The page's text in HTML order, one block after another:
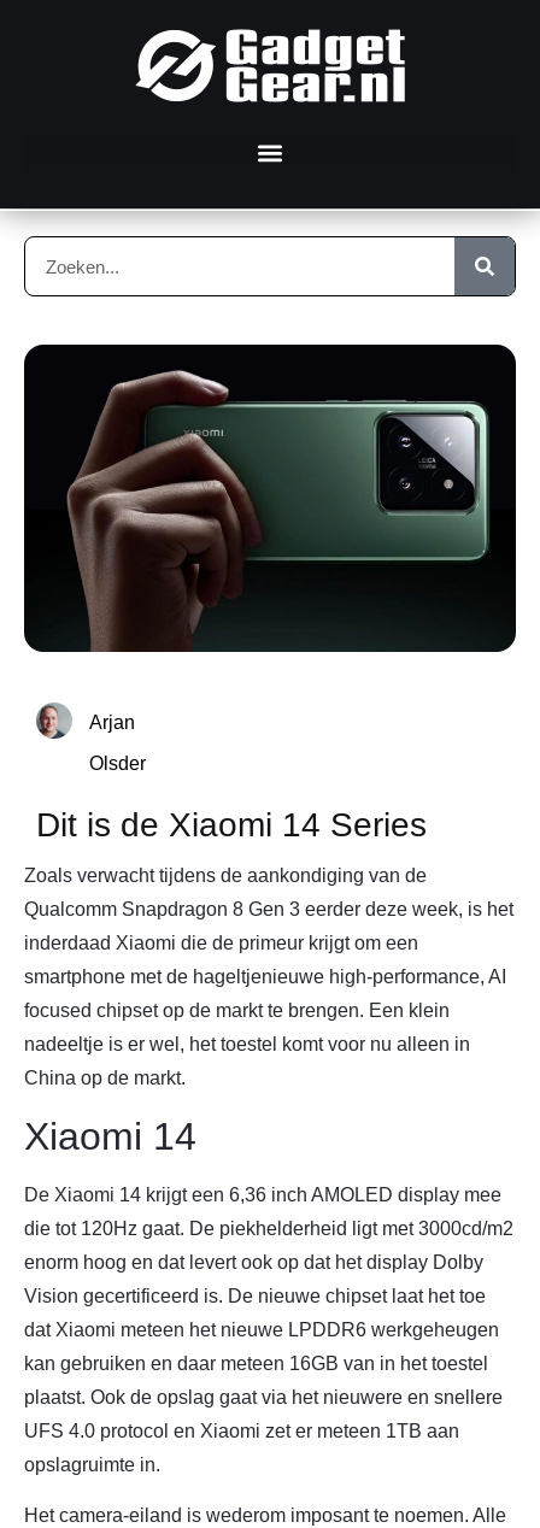
Arjan
Olsder
Dit is de Xiaomi 14 Series
Zoals verwacht tijdens de aankondiging van de
Qualcomm Snapdragon 8 Gen 3 eerder deze week, is het
inderdaad Xiaomi die de primeur krijgt om een
smartphone met de hageltjenieuwe high-performance, AI
focused chipset op de markt te brengen. Een klein
nadeeltje is er wel, het toestel komt voor nu alleen in
China op de markt.
Xiaomi 14
De Xiaomi 14 krijgt een 6,36 inch AMOLED display mee
die tot 120Hz gaat. De piekhelderheid ligt met 3000cd/m2
enorm hoog en dat levert ook op dat het display Dolby
Vision gecertificeerd is. De nieuwe chipset laat het toe
dat Xiaomi meteen het nieuwe LPDDR6 werkgeheugen
kan gebruiken en daar meteen 16GB van in het toestel
plaatst. Ook de opslag gaat via het nieuwere en snellere
UFS 4.0 protocol en Xiaomi zet er meteen 1TB aan
opslagruimte in.
Het camera-eiland is wederom imposant te noemen. Alle